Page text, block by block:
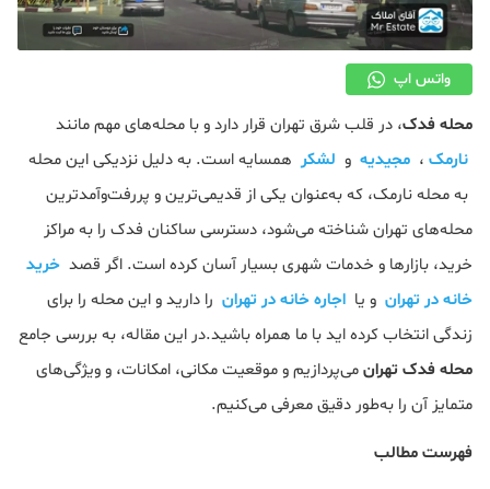
واتس اپ
محله فدک، در قلب شرق تهران قرار دارد و با محله‌های مهم مانند
نارمک ، مجیدیه و لشکر همسایه است. به دلیل نزدیکی این محله
به محله نارمک، که به‌عنوان یکی از قدیمی‌ترین و پررفت‌وآمدترین
محله‌های تهران شناخته می‌شود، دسترسی ساکنان فدک را به مراکز
خرید، بازارها و خدمات شهری بسیار آسان کرده است. اگر قصد خرید
خانه در تهران و یا اجاره خانه در تهران را دارید و این محله را برای
زندگی انتخاب کرده اید با ما همراه باشید.در این مقاله، به بررسی جامع
محله فدک تهرانمی‌پردازیم و موقعیت مکانی، امکانات، و ویژگی‌های
متمایز آن را به‌طور دقیق معرفی می‌کنیم.
فهرست مطالب